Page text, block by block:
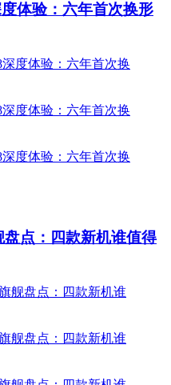
体验：六年首次换形
点：四款新机谁值得